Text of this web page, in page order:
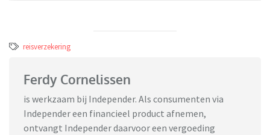
reisverzekering
Ferdy Cornelissen
is werkzaam bij Independer. Als consumenten via
Independer een financieel product afnemen,
ontvangt Independer daarvoor een vergoeding